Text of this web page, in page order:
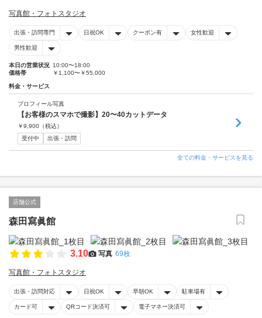
写真館・フォトスタジオ
出張・訪問専門 日祝OK クーポン有 女性歓迎
男性歓迎
本日の営業状況 10:00〜18:00
価格帯
￥1,100〜￥55,000
料金・サービス
プロフィール写真
【お客様のスマホで撮影】20〜40カットデータ
￥9,900 （税込）
受付中
出張・訪問
全ての料金・サービスを見る
店舗公式
森田寫眞館
3.10 写真 69枚
写真館・フォトスタジオ
出張・訪問対応 日祝OK 早朝OK 駐車場有
カード可 QRコード決済可 電子マネー決済可